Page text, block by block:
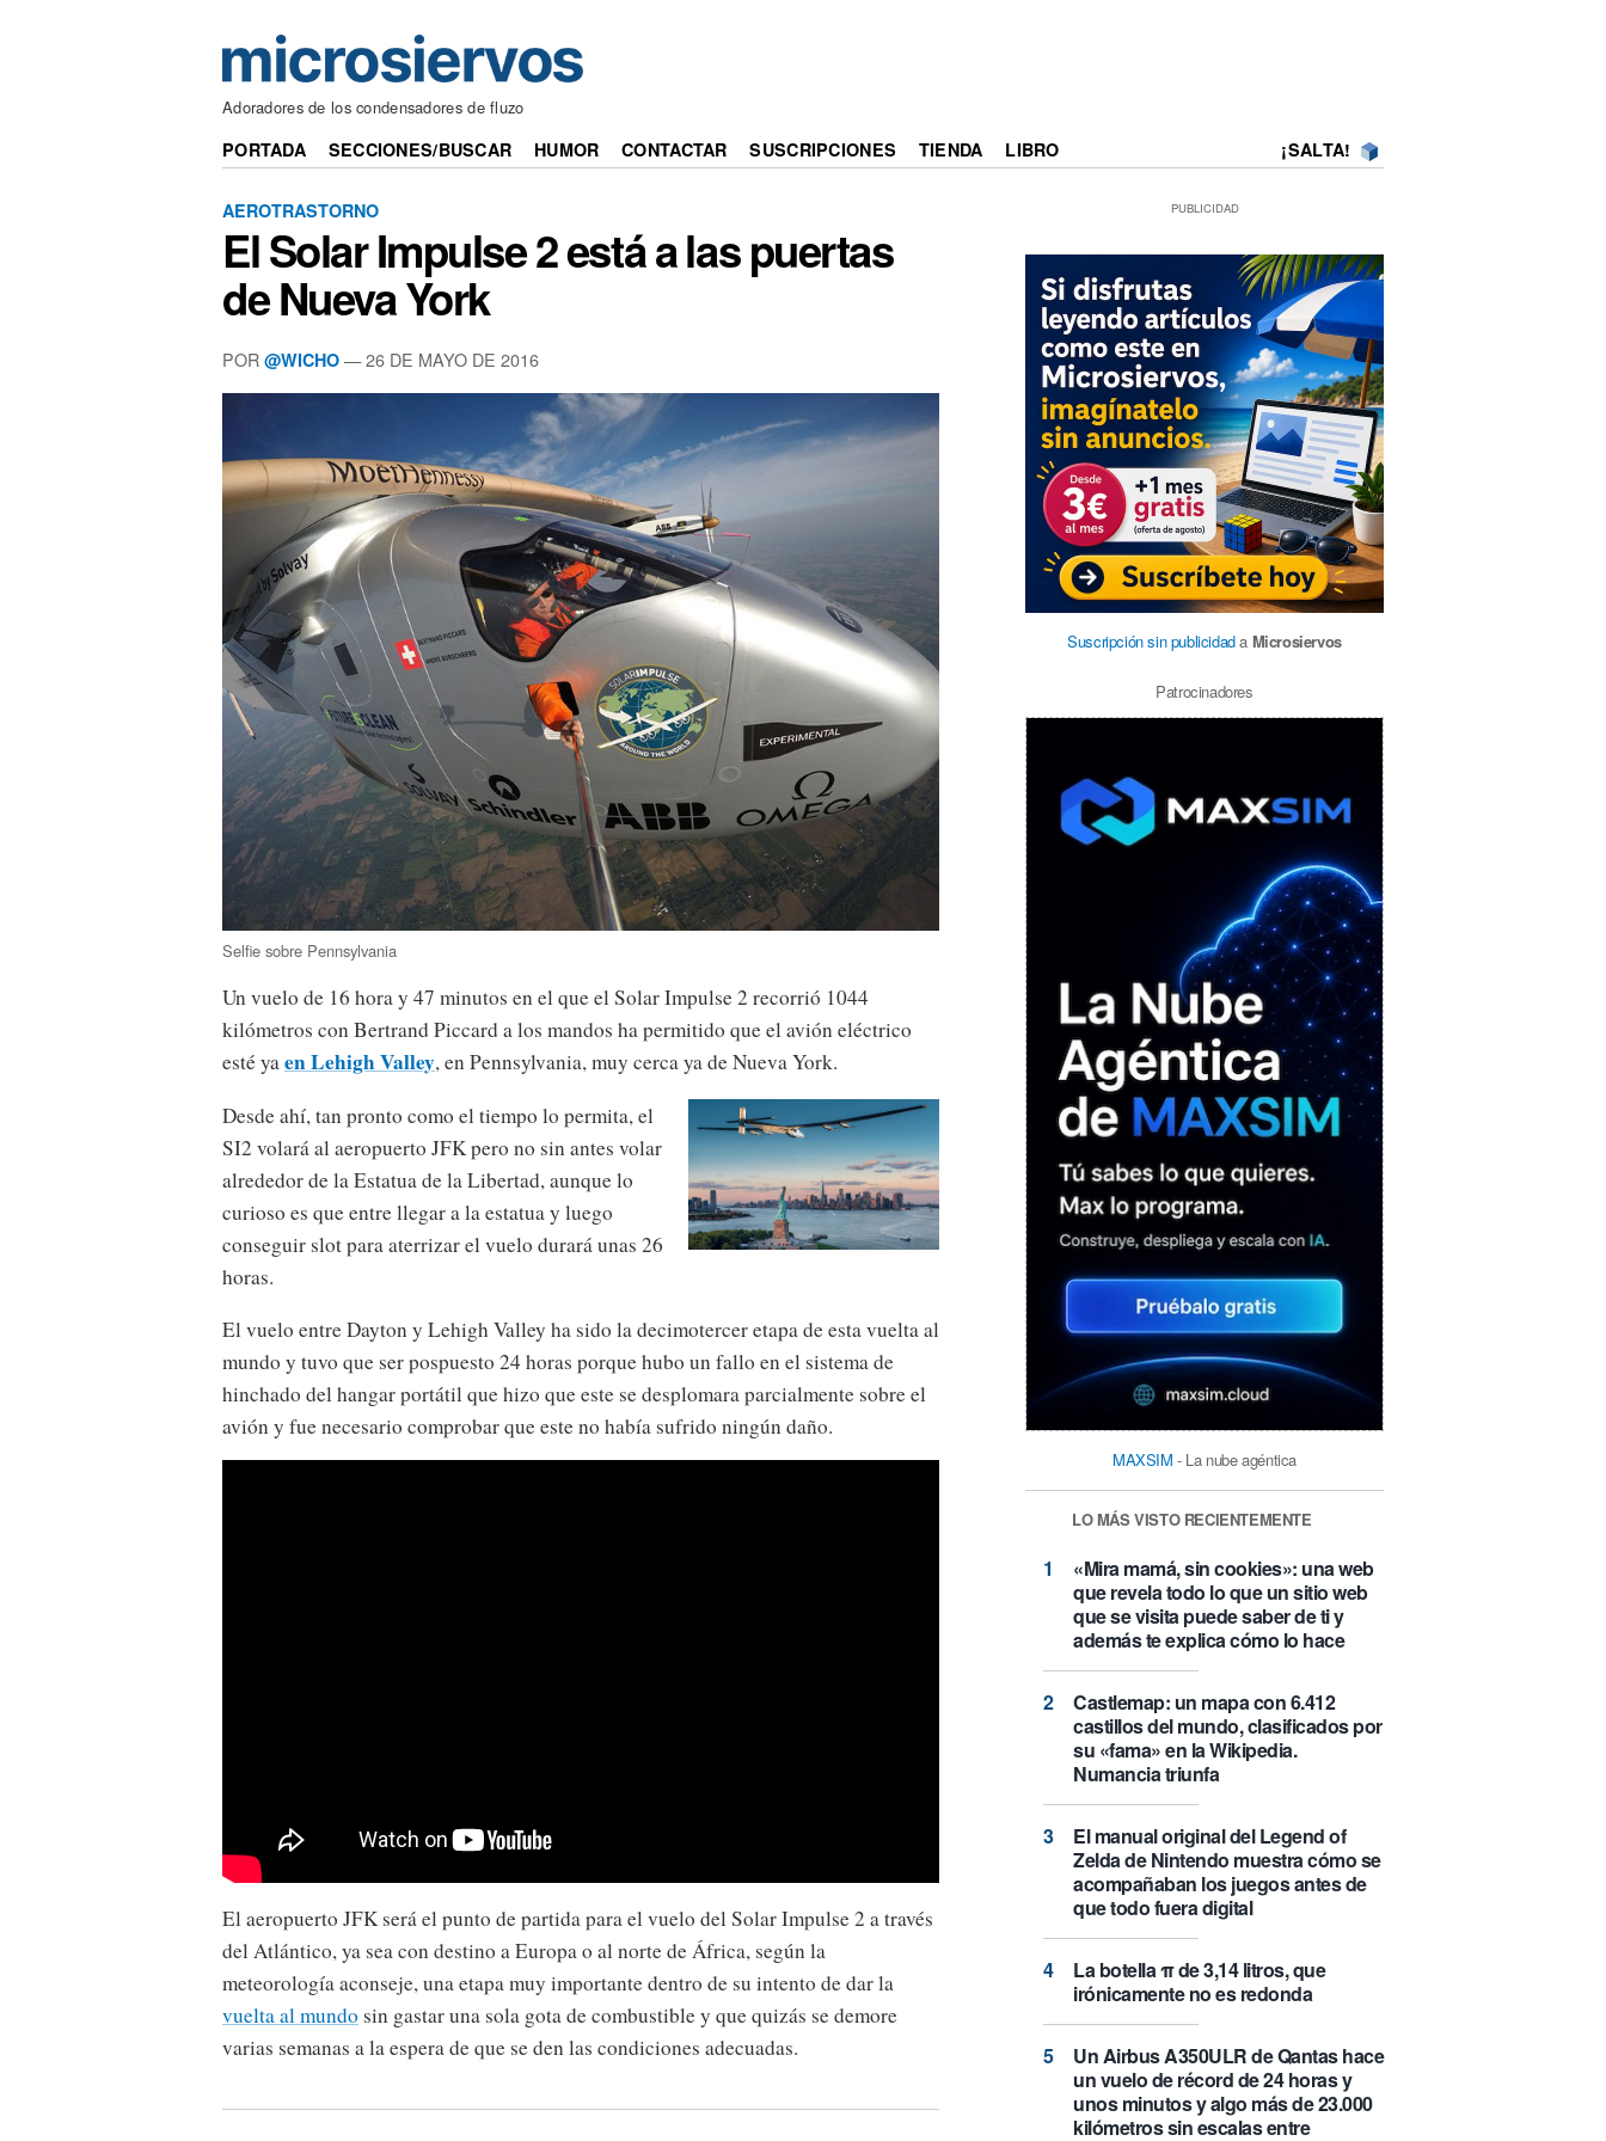
Adoradores de los condensadores de fluzo
PORTADA SECCIONES/BUSCAR HUMOR CONTACTAR SUSCRIPCIONES TIENDA LIBRO ¡SALTA!
AEROTRASTORNO
El Solar Impulse 2 está a las puertas
de Nueva York
POR @WICHO — 26 DE MAYO DE 2016
Selfie sobre Pennsylvania
Un vuelo de 16 hora y 47 minutos en el que el Solar Impulse 2 recorrió 1044
kilómetros con Bertrand Piccard a los mandos ha permitido que el avión eléctrico
esté yaen Lehigh Valley, en Pennsylvania, muy cerca ya de Nueva York.
Desde ahí, tan pronto como el tiempo lo permita, el
SI2 volará al aeropuerto JFK pero no sin antes volar
alrededor de la Estatua de la Libertad, aunque lo
curioso es que entre llegar a la estatua y luego
conseguir slot para aterrizar el vuelo durará unas 26
horas.
El vuelo entre Dayton y Lehigh Valley ha sido la decimotercer etapa de esta vuelta al
mundo y tuvo que ser pospuesto 24 horas porque hubo un fallo en el sistema de
hinchado del hangar portátil que hizo que este se desplomara parcialmente sobre el
avión y fue necesario comprobar que este no había sufrido ningún daño.
El aeropuerto JFK será el punto de partida para el vuelo del Solar Impulse 2 a través
del Atlántico, ya sea con destino a Europa o al norte de África, según la
meteorología aconseje, una etapa muy importante dentro de su intento de dar la
vuelta al mundo sin gastar una sola gota de combustible y que quizás se demore
varias semanas a la espera de que se den las condiciones adecuadas.
PUBLICIDAD
Suscripción sin publicidada Microsiervos
Patrocinadores
MAXSIM - La nube agéntica
LO MÁS VISTO RECIENTEMENTE
«Mira mamá, sin cookies»: una web
que revela todo lo que un sitio web
que se visita puede saber de ti y
además te explica cómo lo hace
Castlemap: un mapa con 6.412
castillos del mundo, clasificados por
su «fama» en la Wikipedia.
Numancia triunfa
El manual original del Legend of
Zelda de Nintendo muestra cómo se
acompañaban los juegos antes de
que todo fuera digital
La botella π de 3,14 litros, que
irónicamente no es redonda
Un Airbus A350ULR de Qantas hace
un vuelo de récord de 24 horas y
unos minutos y algo más de 23.000
kilómetros sin escalas entre